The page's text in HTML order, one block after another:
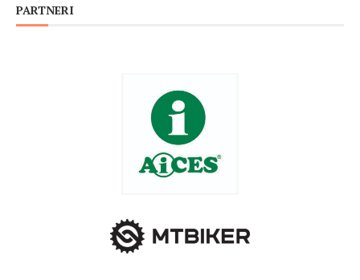
PARTNERI